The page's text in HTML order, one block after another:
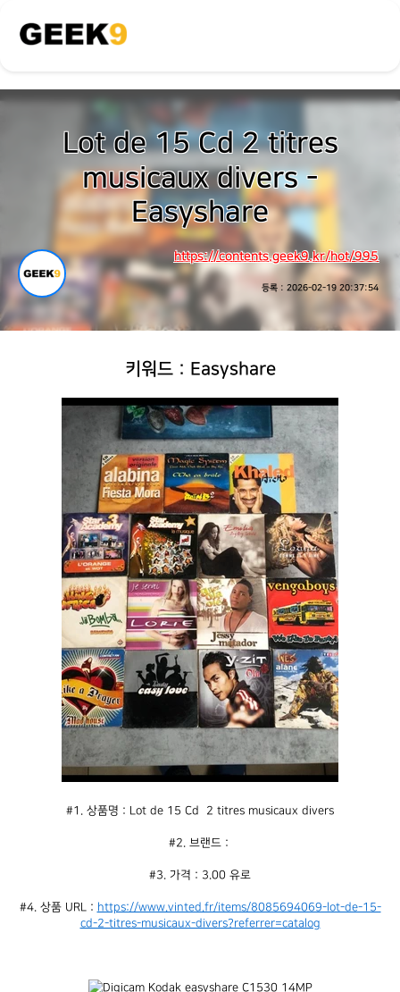
Lot de 15 Cd 2 titres
musicaux divers -
Easyshare
https://contents.geek9.kr/hot/995
등록 : 2026-02-19 20:37:54
키워드 : Easyshare
#1. 상품명 : Lot de 15 Cd  2 titres musicaux divers
#2. 브랜드 :
#3. 가격 : 3.00 유로
#4. 상품 URL : https://www.vinted.fr/items/8085694069-lot-de-15-
cd-2-titres-musicaux-divers?referrer=catalog